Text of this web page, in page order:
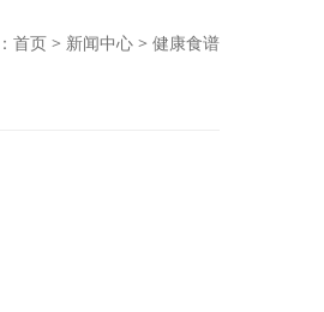
首页 > 新闻中心 > 健康食谱